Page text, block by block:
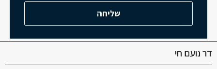
דר נועם חי